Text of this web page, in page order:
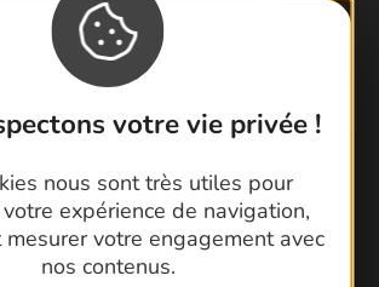
votre vie privée !
nous sont très utiles pour
expérience de navigation,
votre engagement avec
nos contenus.
Contactez-nous !
Foire aux questions
Brochures
et Topoguides
Latitude Gard